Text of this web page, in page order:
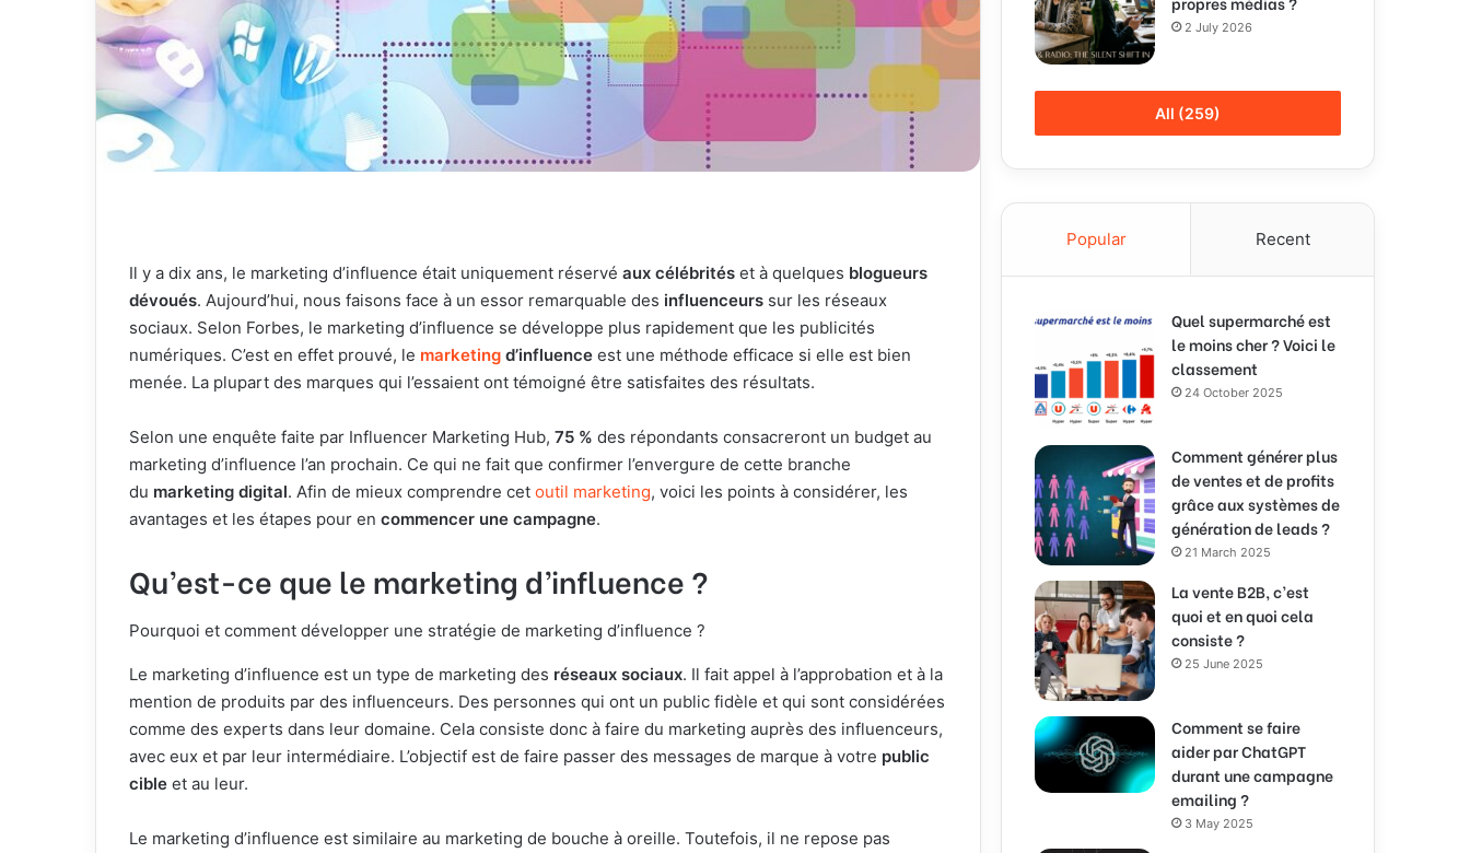
Il y a dix ans, le marketing d’influence était uniquement réservé aux célébrités et à quelques blogueurs
dévoués. Aujourd’hui, nous faisons face à un essor remarquable des influenceurs sur les réseaux
sociaux. Selon Forbes, le marketing d’influence se développe plus rapidement que les publicités
numériques. C’est en effet prouvé, le marketing d’influence est une méthode efficace si elle est bien
menée. La plupart des marques qui l’essaient ont témoigné être satisfaites des résultats.
Selon une enquête faite par Influencer Marketing Hub, 75 % des répondants consacreront un budget au
marketing d’influence l’an prochain. Ce qui ne fait que confirmer l’envergure de cette branche
du marketing digital. Afin de mieux comprendre cet outil marketing, voici les points à considérer, les
avantages et les étapes pour en commencer une campagne.
Qu’est-ce que le marketing d’influence ?
Pourquoi et comment développer une stratégie de marketing d’influence ?
Le marketing d’influence est un type de marketing des réseaux sociaux. Il fait appel à l’approbation et à la
mention de produits par des influenceurs. Des personnes qui ont un public fidèle et qui sont considérées
comme des experts dans leur domaine. Cela consiste donc à faire du marketing auprès des influenceurs,
avec eux et par leur intermédiaire. L’objectif est de faire passer des messages de marque à votre public
cible et au leur.
Le marketing d’influence est similaire au marketing de bouche à oreille. Toutefois, il ne repose pas
2 July 2026
All (259)
Popular Recent
Quel supermarché est
le moins cher ? Voici le
classement
24 October 2025
Comment générer plus
de ventes et de profits
grâce aux systèmes de
génération de leads ?
21 March 2025
La vente B2B, c’est
quoi et en quoi cela
consiste ?
25 June 2025
Comment se faire
aider par ChatGPT
durant une campagne
emailing ?
3 May 2025